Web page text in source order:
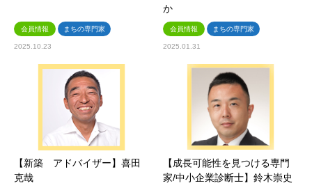
会員情報 まちの専門家
2025.10.23
か
会員情報 まちの専門家
2025.01.31
【新築 アドバイザー】喜田
克哉
【成長可能性を見つける専門
家/中小企業診断士】鈴木崇史